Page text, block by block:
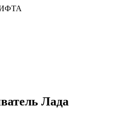
Лада